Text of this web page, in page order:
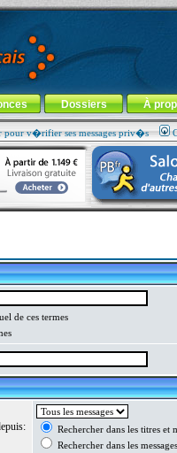
Dossiers À
pour v�rifier ses messages priv�s
de ces termes
Rechercher dans les titres et
Rechercher dans les